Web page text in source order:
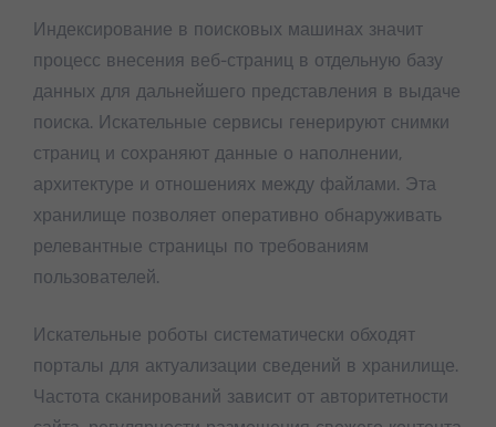
Индексирование в поисковых машинах значит
процесс внесения веб-страниц в отдельную базу
данных для дальнейшего представления в выдаче
поиска. Искательные сервисы генерируют снимки
страниц и сохраняют данные о наполнении,
архитектуре и отношениях между файлами. Эта
хранилище позволяет оперативно обнаруживать
релевантные страницы по требованиям
пользователей.
Искательные роботы систематически обходят
порталы для актуализации сведений в хранилище.
Частота сканирований зависит от авторитетности